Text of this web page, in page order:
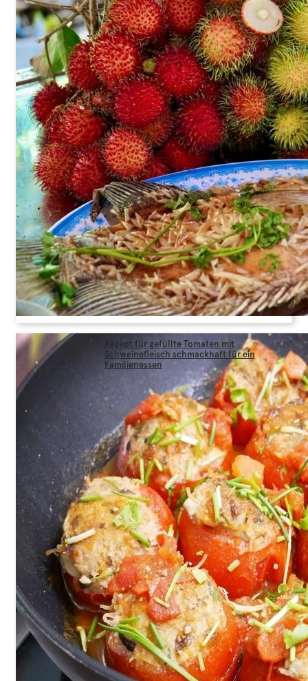
Rezept für gefüllte Tomaten mit
Schweinefleisch schmackhaft für ein
Familienessen